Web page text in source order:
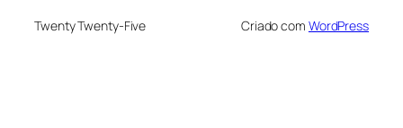
Twenty Twenty-Five Criado com WordPress